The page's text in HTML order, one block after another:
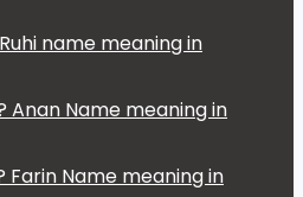
Ruhi name meaning in
কি? Anan Name meaning in
কি? Farin Name meaning in